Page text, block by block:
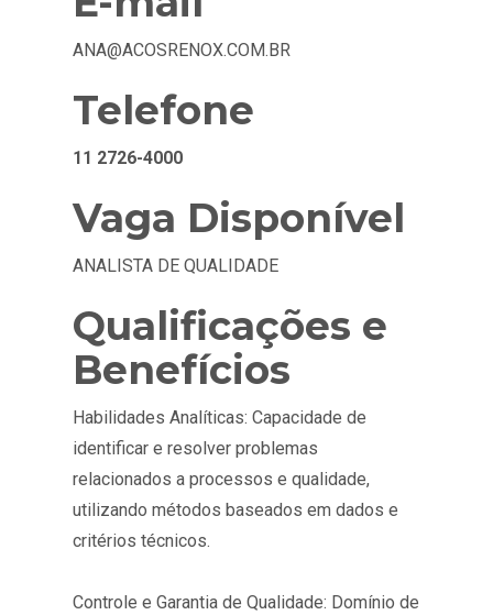
ANA@ACOSRENOX.COM.BR
Telefone
11 2726-4000
Vaga Disponível
ANALISTA DE QUALIDADE
Qualificações e
Benefícios
Habilidades Analíticas: Capacidade de
identificar e resolver problemas
relacionados a processos e qualidade,
utilizando métodos baseados em dados e
critérios técnicos.
Controle e Garantia de Qualidade: Domínio de